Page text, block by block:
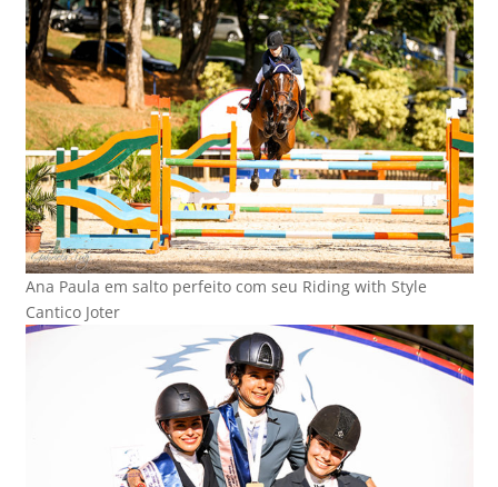
Ana Paula em salto perfeito com seu Riding with Style
Cantico Joter